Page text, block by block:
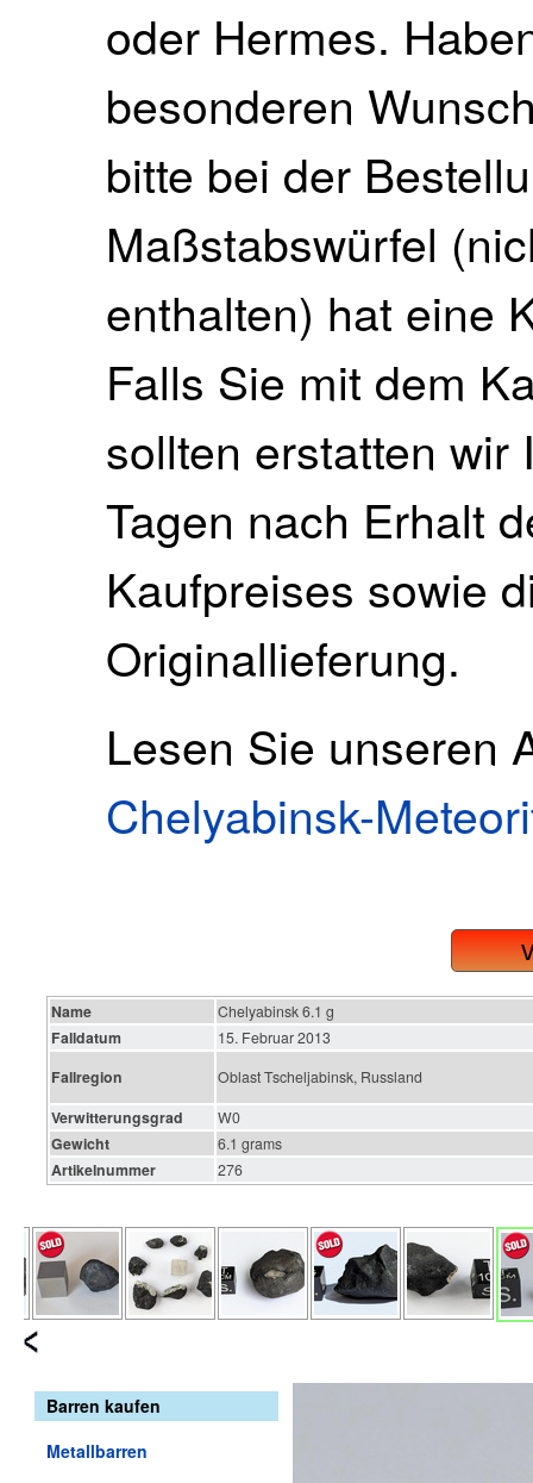
oder Hermes.
besonderen
bitte bei der
Maßstabswürfel
enthalten) hat eine
Falls Sie mit dem
sollten erstatten
Tagen nach Erhalt
Kaufpreises sowie
Originallieferung.
Lesen Sie unseren
Chelyabinsk-
Name Chelyabinsk 6.1 g
Falldatum 15. Februar 2013
Fallregion Oblast Tscheljabinsk, Russland
Verwitterungsgrad W0
Gewicht 6.1 grams
Artikelnummer 276
Barren kaufen
Metallbarren